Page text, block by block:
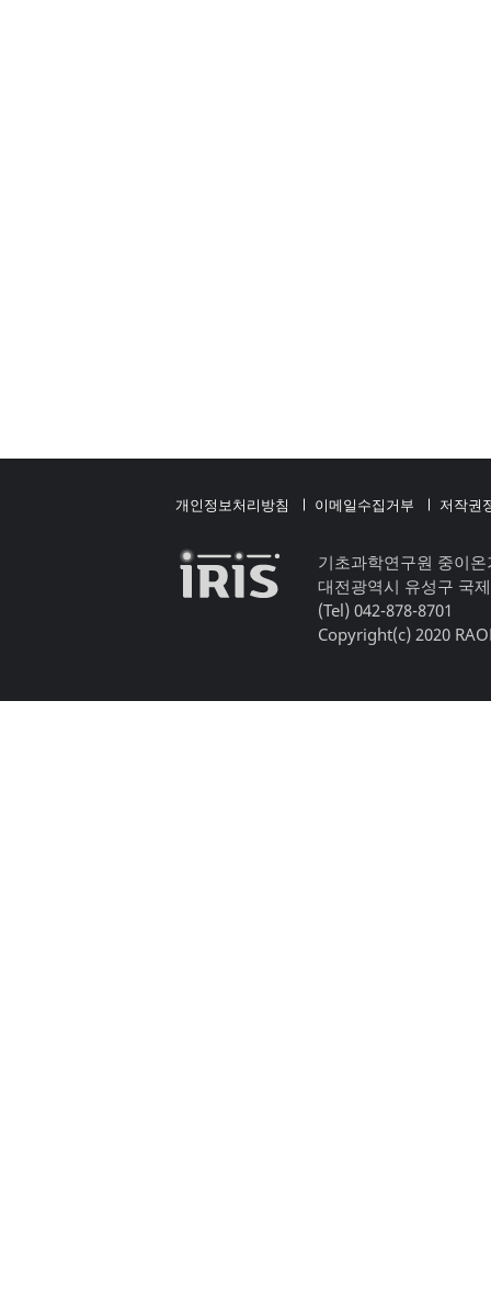
개인정보처리방침 이메일수집거부 저작권
기초과학연구원 중이
대전광역시 유성구 국
(Tel) 042-878-8701
Copyright(c) 2020